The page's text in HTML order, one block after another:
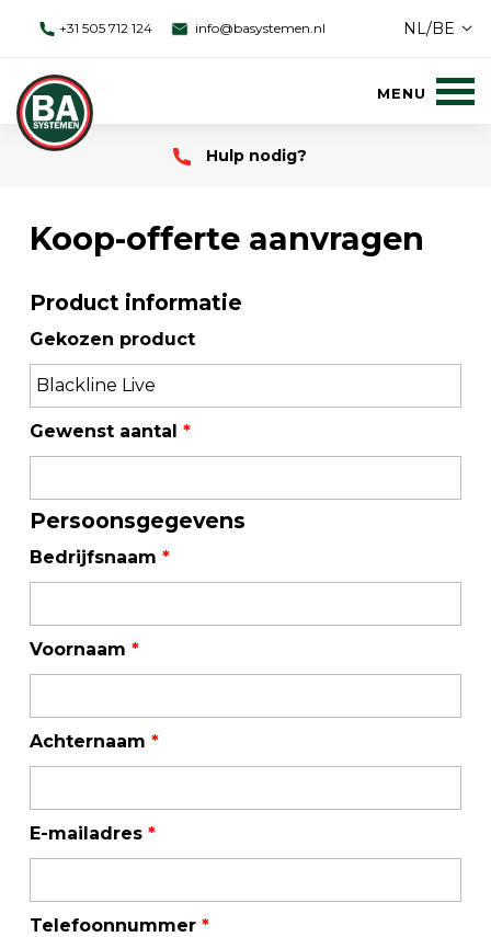
+31 505 712 124 info@basystemen.nl NL/BE
Hulp nodig?
Koop-offerte aanvragen
Product informatie
Gekozen product
Gewenst aantal *
Persoonsgegevens
Bedrijfsnaam *
Voornaam *
Achternaam *
E-mailadres *
Telefoonnummer *